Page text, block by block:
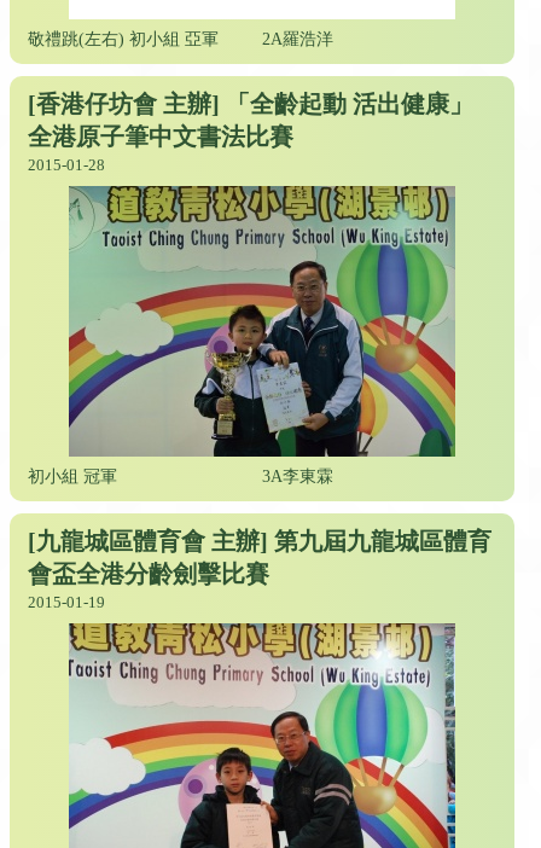
敬禮跳(左右) 初小組 亞軍 2A羅浩洋
[香港仔坊會 主辦] 「全齡起動 活出健康」
全港原子筆中文書法比賽
2015-01-28
初小組 冠軍 3A李東霖
[九龍城區體育會 主辦] 第九屆九龍城區體育
會盃全港分齡劍擊比賽
2015-01-19